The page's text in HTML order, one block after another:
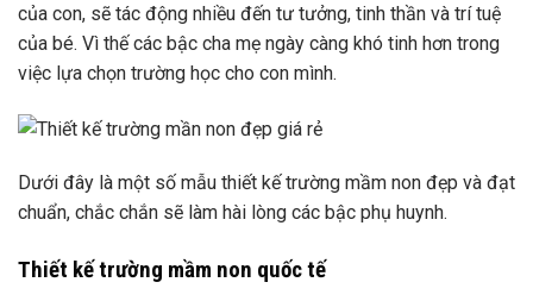
của con, sẽ tác động nhiều đến tư tưởng, tinh thần và trí tuệ
của bé. Vì thế các bậc cha mẹ ngày càng khó tinh hơn trong
việc lựa chọn trường học cho con mình.
Dưới đây là một số mẫu thiết kế trường mầm non đẹp và đạt
chuẩn, chắc chắn sẽ làm hài lòng các bậc phụ huynh.
Thiết kế trường mầm non quốc tế